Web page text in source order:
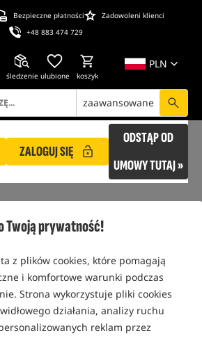
Twoją prywatność!
z plików cookies, które pomagają
i komfortowe warunki podczas
Strona wykorzystuje pliki cookies
działania, analizy ruchu
reklam przez
Bezpieczne płatności
Zadowoleni klienci
+48 883 474 729
PLN
śledzenie ulubione koszyk
zaawansowane
ZALOGUJ SIĘ
ODSTĄP OD
UMOWY TUTAJ »
- prezent w